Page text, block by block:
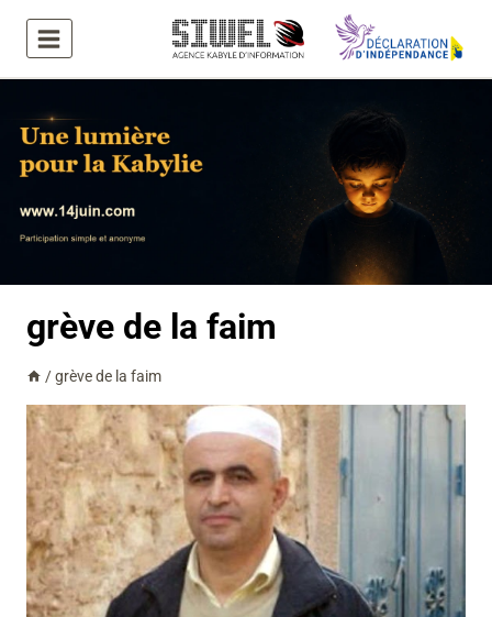
contenu
grève de la faim
/ grève de la faim